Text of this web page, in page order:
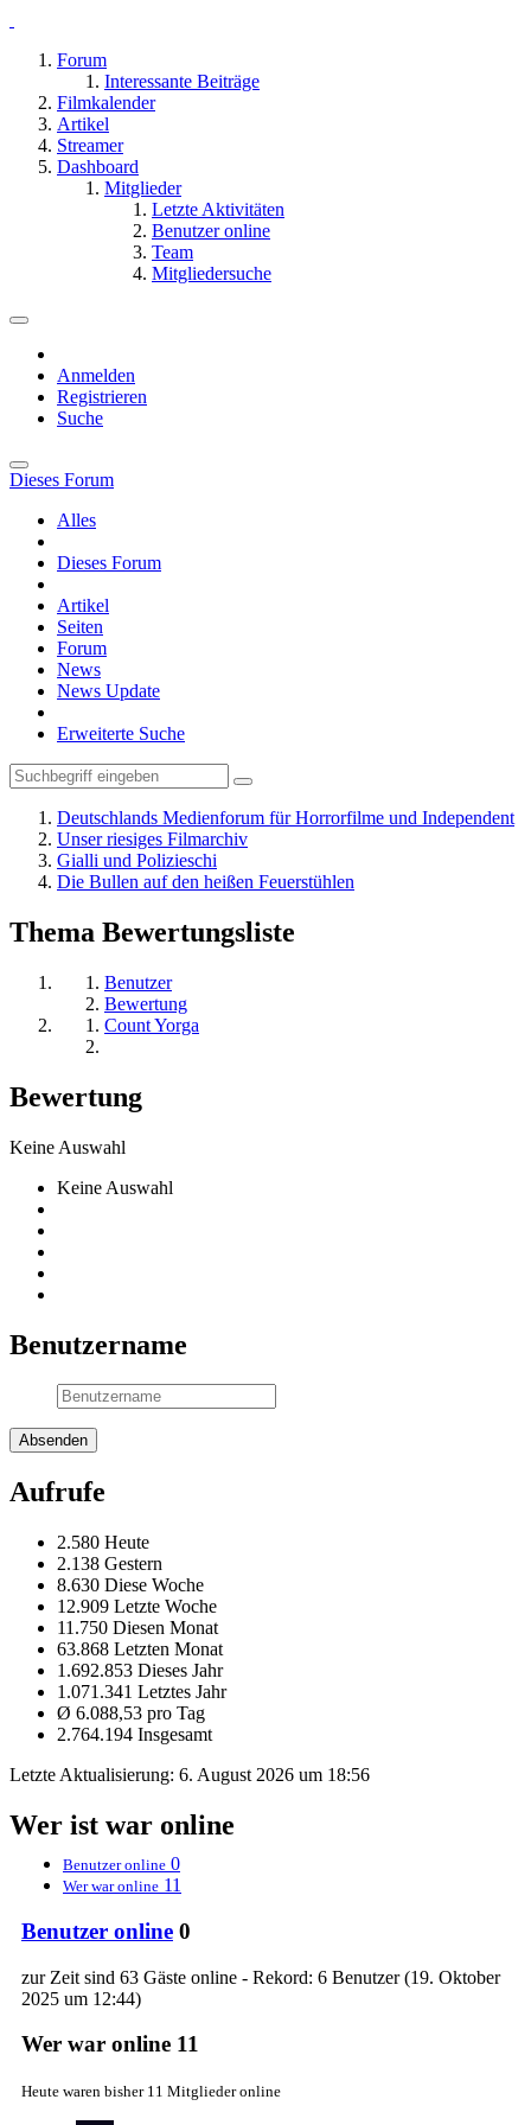
Forum
Interessante Beiträge
Filmkalender
Artikel
Streamer
Dashboard
Mitglieder
Letzte Aktivitäten
Benutzer online
Team
Mitgliedersuche
Anmelden
Registrieren
Suche
Dieses Forum
Alles
Dieses Forum
Artikel
Seiten
Forum
News
News Update
Erweiterte Suche
Deutschlands Medienforum für Horrorfilme und Independent
Unser riesiges Filmarchiv
Gialli und Polizieschi
Die Bullen auf den heißen Feuerstühlen
Thema Bewertungsliste
Benutzer
Bewertung
Count Yorga
Bewertung
Keine Auswahl
Keine Auswahl
Benutzername
Aufrufe
2.580 Heute
2.138 Gestern
8.630 Diese Woche
12.909 Letzte Woche
11.750 Diesen Monat
63.868 Letzten Monat
1.692.853 Dieses Jahr
1.071.341 Letztes Jahr
Ø 6.088,53 pro Tag
2.764.194 Insgesamt
Letzte Aktualisierung: 6. August 2026 um 18:56
Wer ist war online
Benutzer online 0
Wer war online 11
Benutzer online 0
zur Zeit sind 63 Gäste online - Rekord: 6 Benutzer (19. Oktober
2025 um 12:44)
Wer war online 11
Heute waren bisher 11 Mitglieder online